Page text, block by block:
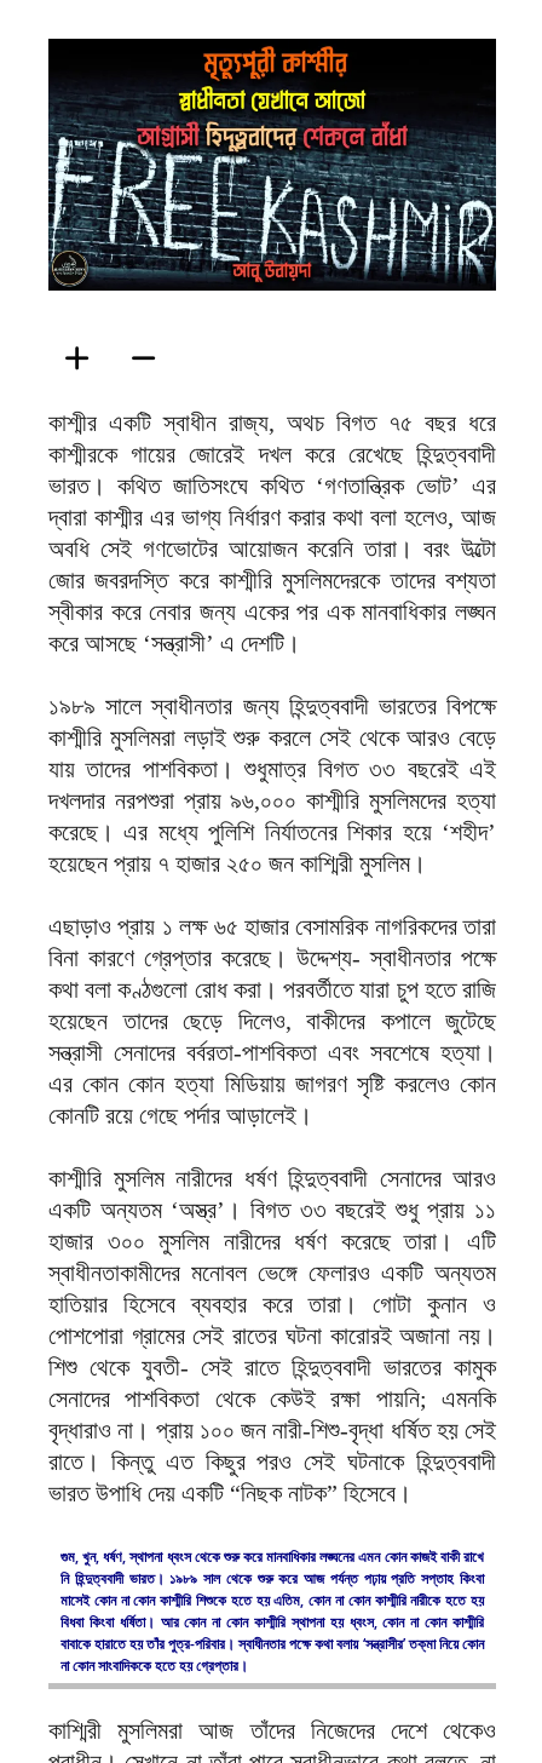
কাশ্মীর একটি স্বাধীন রাজ্য, অথচ বিগত ৭৫ বছর ধরে
কাশ্মীরকে গায়ের জোরেই দখল করে রেখেছে হিন্দুত্ববাদী
ভারত। কথিত জাতিসংঘে কথিত ‘গণতান্ত্রিক ভোট’ এর
দ্বারা কাশ্মীর এর ভাগ্য নির্ধারণ করার কথা বলা হলেও, আজ
অবধি সেই গণভোটের আয়োজন করেনি তারা। বরং উল্টো
জোর জবরদস্তি করে কাশ্মীরি মুসলিমদেরকে তাদের বশ্যতা
স্বীকার করে নেবার জন্য একের পর এক মানবাধিকার লঙ্ঘন
করে আসছে ‘সন্ত্রাসী’ এ দেশটি।
১৯৮৯ সালে স্বাধীনতার জন্য হিন্দুত্ববাদী ভারতের বিপক্ষে
কাশ্মীরি মুসলিমরা লড়াই শুরু করলে সেই থেকে আরও বেড়ে
যায় তাদের পাশবিকতা। শুধুমাত্র বিগত ৩৩ বছরেই এই
দখলদার নরপশুরা প্রায় ৯৬,০০০ কাশ্মীরি মুসলিমদের হত্যা
করেছে। এর মধ্যে পুলিশি নির্যাতনের শিকার হয়ে ‘শহীদ’
হয়েছেন প্রায় ৭ হাজার ২৫০ জন কাশ্মিরী মুসলিম।
এছাড়াও প্রায় ১ লক্ষ ৬৫ হাজার বেসামরিক নাগরিকদের তারা
বিনা কারণে গ্রেপ্তার করেছে। উদ্দেশ্য- স্বাধীনতার পক্ষে
কথা বলা কণ্ঠগুলো রোধ করা। পরবর্তীতে যারা চুপ হতে রাজি
হয়েছেন তাদের ছেড়ে দিলেও, বাকীদের কপালে জুটেছে
সন্ত্রাসী সেনাদের বর্বরতা-পাশবিকতা এবং সবশেষে হত্যা।
এর কোন কোন হত্যা মিডিয়ায় জাগরণ সৃষ্টি করলেও কোন
কোনটি রয়ে গেছে পর্দার আড়ালেই।
কাশ্মীরি মুসলিম নারীদের ধর্ষণ হিন্দুত্ববাদী সেনাদের আরও
একটি অন্যতম ‘অস্ত্র’। বিগত ৩৩ বছরেই শুধু প্রায় ১১
হাজার ৩০০ মুসলিম নারীদের ধর্ষণ করেছে তারা। এটি
স্বাধীনতাকামীদের মনোবল ভেঙ্গে ফেলারও একটি অন্যতম
হাতিয়ার হিসেবে ব্যবহার করে তারা। গোটা কুনান ও
পোশপোরা গ্রামের সেই রাতের ঘটনা কারোরই অজানা নয়।
শিশু থেকে যুবতী- সেই রাতে হিন্দুত্ববাদী ভারতের কামুক
সেনাদের পাশবিকতা থেকে কেউই রক্ষা পায়নি; এমনকি
বৃদ্ধারাও না। প্রায় ১০০ জন নারী-শিশু-বৃদ্ধা ধর্ষিত হয় সেই
রাতে। কিন্তু এত কিছুর পরও সেই ঘটনাকে হিন্দুত্ববাদী
ভারত উপাধি দেয় একটি “নিছক নাটক” হিসেবে।
গুম, খুন, ধর্ষণ, স্থাপনা ধ্বংস থেকে শুরু করে মানবাধিকার লঙ্ঘনের এমন কোন কাজই বাকী রাখে
নি হিন্দুত্ববাদী ভারত। ১৯৮৯ সাল থেকে শুরু করে আজ পর্যন্ত পঢ়ায় প্রতি সপ্তাহ কিংবা
মাসেই কোন না কোন কাশ্মীরি শিশুকে হতে হয় এতিম, কোন না কোন কাশ্মীরি নারীকে হতে হয়
বিধবা কিংবা ধর্ষিতা। আর কোন না কোন কাশ্মীরি স্থাপনা হয় ধ্বংস, কোন না কোন কাশ্মীরি
বাবাকে হারাতে হয় তাঁর পুত্র-পরিবার। স্বাধীনতার পক্ষে কথা বলায় ‘সন্ত্রাসীর’ তক্‌মা নিয়ে কোন
না কোন সাংবাদিককে হতে হয় গ্রেপ্তার।
কাশ্মিরী মুসলিমরা আজ তাঁদের নিজেদের দেশে থেকেও